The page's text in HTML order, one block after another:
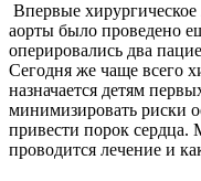
Впервые
аорты было проведено
оперировались два
Сегодня же чаще всего
назначается детям
минимизировать риски
привести порок сердца.
проводится лечение и